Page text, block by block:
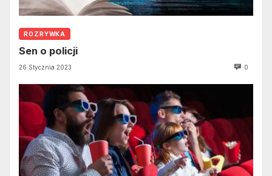
ROZRYWKA
Sen o policji
26 Stycznia 2023 0